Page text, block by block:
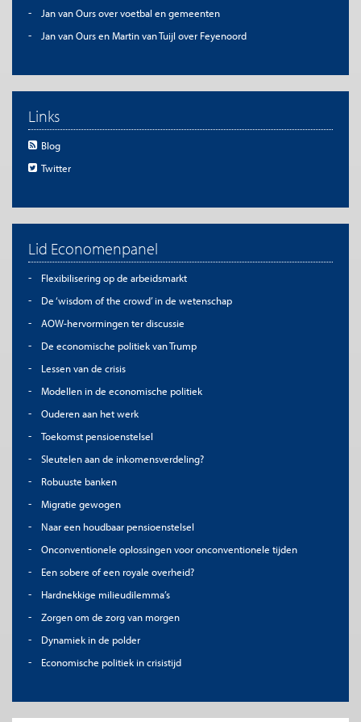
Jan van Ours over voetbal en gemeenten
Jan van Ours en Martin van Tuijl over Feyenoord
Links
Blog
Twitter
Lid Economenpanel
Flexibilisering op de arbeidsmarkt
De ‘wisdom of the crowd’ in de wetenschap
AOW-hervormingen ter discussie
De economische politiek van Trump
Lessen van de crisis
Modellen in de economische politiek
Ouderen aan het werk
Toekomst pensioenstelsel
Sleutelen aan de inkomensverdeling?
Robuuste banken
Migratie gewogen
Naar een houdbaar pensioenstelsel
Onconventionele oplossingen voor onconventionele tijden
Een sobere of een royale overheid?
Hardnekkige milieudilemma’s
Zorgen om de zorg van morgen
Dynamiek in de polder
Economische politiek in crisistijd